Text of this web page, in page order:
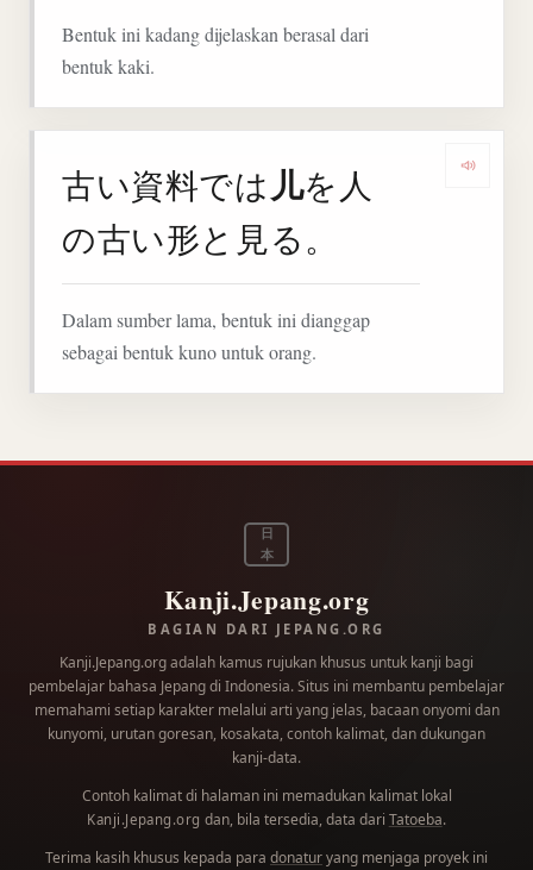
Bentuk ini kadang dijelaskan berasal dari
bentuk kaki.
古い資料では儿を人
の古い形と見る。
Dalam sumber lama, bentuk ini dianggap
sebagai bentuk kuno untuk orang.
日
本
Kanji.Jepang.org
BAGIAN DARI JEPANG.ORG
Kanji.Jepang.org adalah kamus rujukan khusus untuk kanji bagi
pembelajar bahasa Jepang di Indonesia. Situs ini membantu pembelajar
memahami setiap karakter melalui arti yang jelas, bacaan onyomi dan
kunyomi, urutan goresan, kosakata, contoh kalimat, dan dukungan
kanji-data.
Contoh kalimat di halaman ini memadukan kalimat lokal
Kanji.Jepang.org dan, bila tersedia, data dari Tatoeba.
Terima kasih khusus kepada para donaturyang menjaga proyek ini